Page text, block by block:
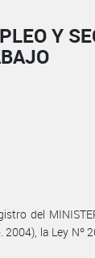
Y
del
2004), la Ley Nº